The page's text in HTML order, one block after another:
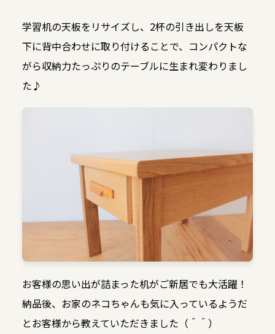
学習机の天板をリサイズし、2杯の引き出しを天板
下に背中合わせに取り付けることで、コンパクトな
がら収納力たっぷりのテーブルに生まれ変わりまし
た♪
お客様の思い出が詰まった机がご新居でも大活躍！
納品後、お家のネコちゃんも気に入っているようだ
とお客様から教えていただきました（＾＾）